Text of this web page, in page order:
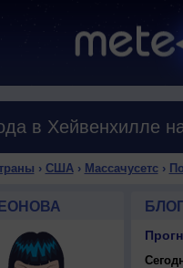
в Хейвенхилле
› США› Массачусетс›